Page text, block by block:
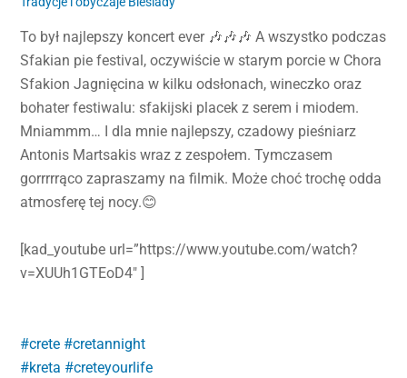
To był najlepszy koncert ever 🎶🎶🎶 A wszystko podczas
Sfakian pie festival, oczywiście w starym porcie w Chora
Sfakion Jagnięcina w kilku odsłonach, wineczko oraz
bohater festiwalu: sfakijski placek z serem i miodem.
Mniammm… I dla mnie najlepszy, czadowy pieśniarz
Antonis Martsakis wraz z zespołem. Tymczasem
gorrrrrąco zapraszamy na filmik. Może choć trochę odda
atmosferę tej nocy.😊
[kad_youtube url=”https://www.youtube.com/watch?
v=XUUh1GTEoD4″ ]
#crete #cretannight
#kreta #creteyourlife